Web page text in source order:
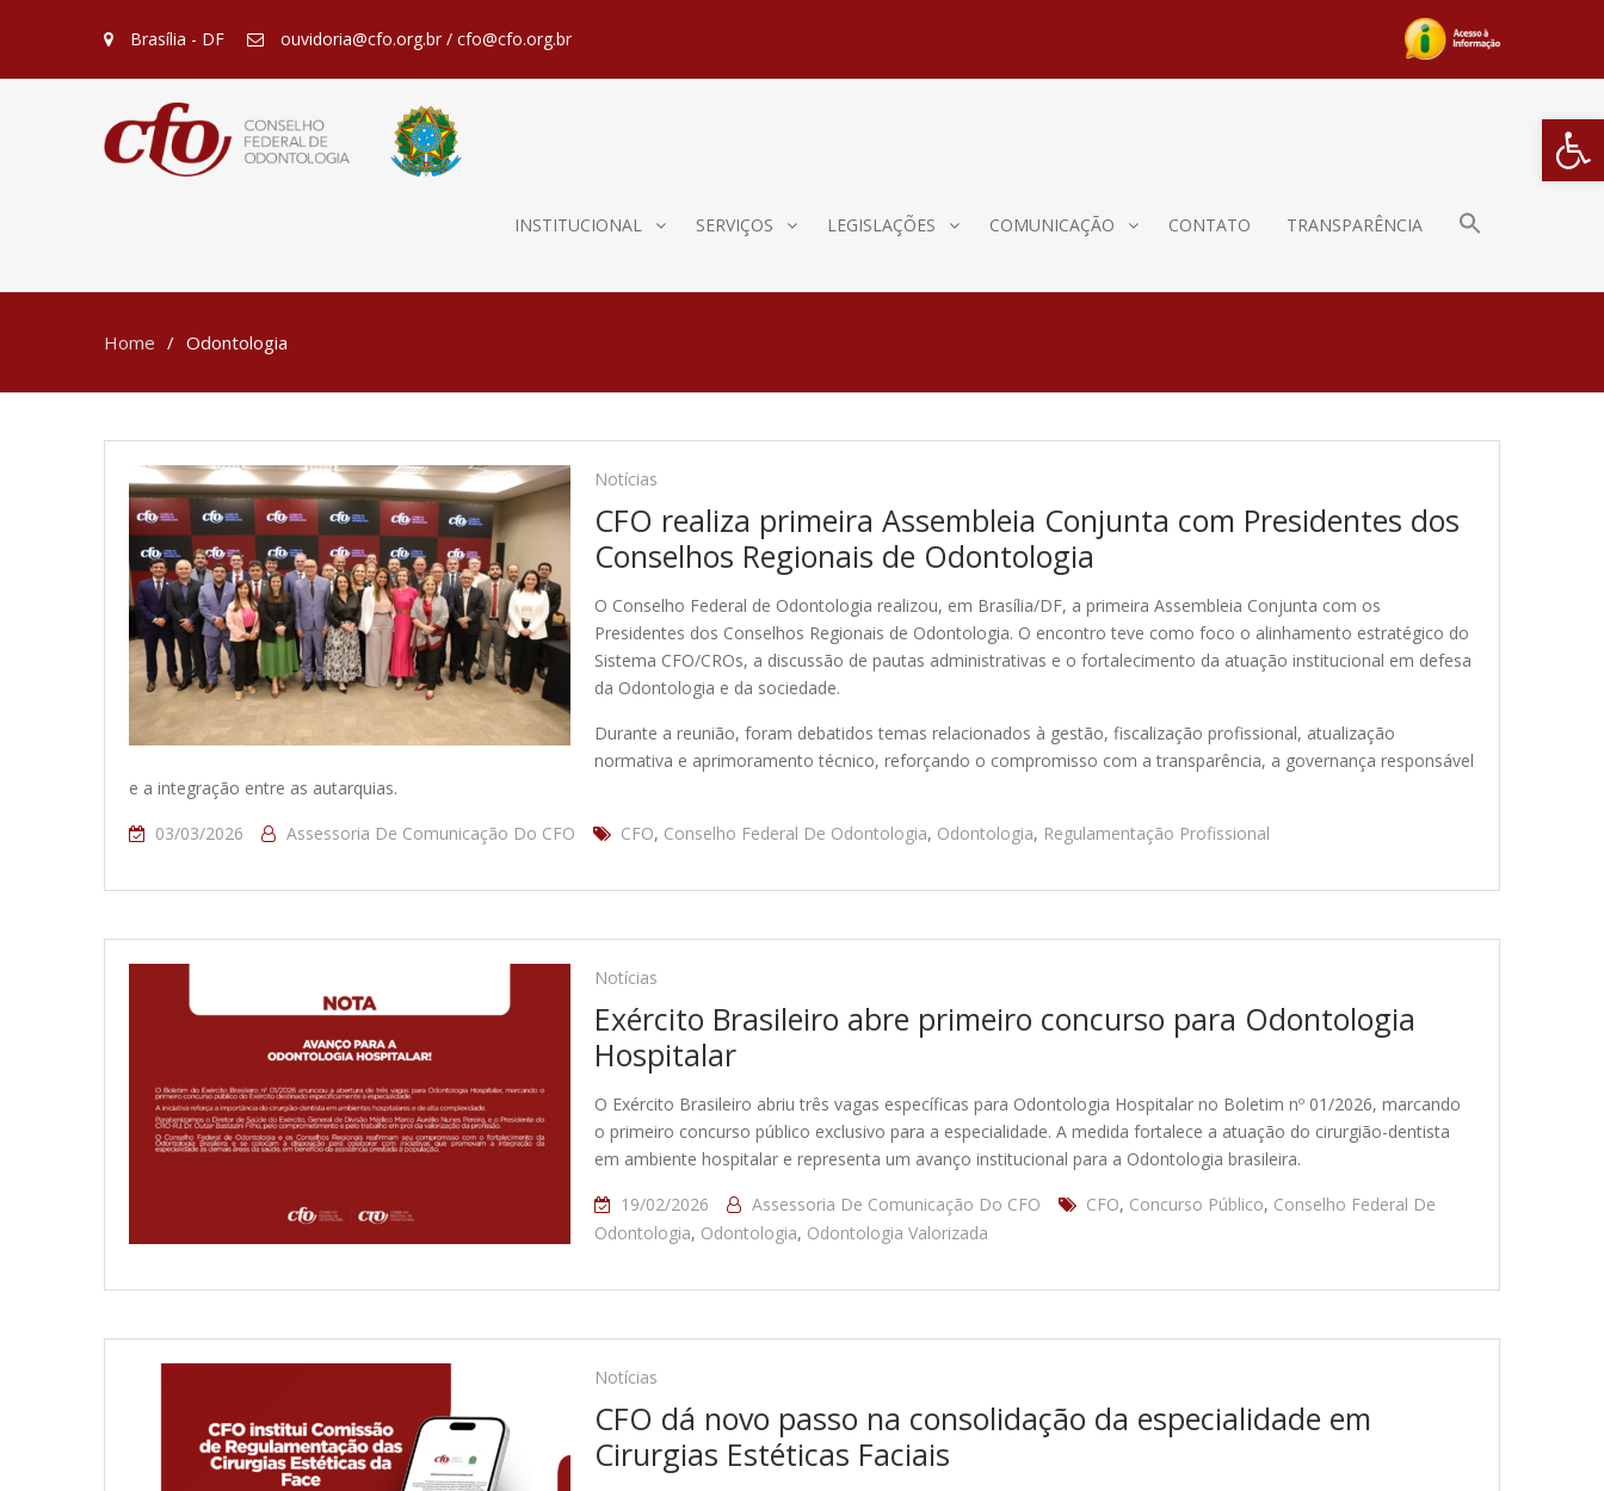
Barra de
Brasília - DF ouvidoria@cfo.org.br / cfo@cfo.org.br
INSTITUCIONAL SERVIÇOS LEGISLAÇÕES COMUNICAÇÃO CONTATO TRANSPARÊNCIA
Home Odontologia
Notícias
CFO realiza primeira Assembleia Conjunta com Presidentes dos
Conselhos Regionais de Odontologia
O Conselho Federal de Odontologia realizou, em Brasília/DF, a primeira Assembleia Conjunta com os
Presidentes dos Conselhos Regionais de Odontologia. O encontro teve como foco o alinhamento estratégico do
Sistema CFO/CROs, a discussão de pautas administrativas e o fortalecimento da atuação institucional em defesa
da Odontologia e da sociedade.
Durante a reunião, foram debatidos temas relacionados à gestão, fiscalização profissional, atualização
normativa e aprimoramento técnico, reforçando o compromisso com a transparência, a governança responsável
e a integração entre as autarquias.
03/03/2026
Assessoria De Comunicação Do CFO CFO, Conselho Federal De Odontologia, Odontologia, Regulamentação Profissional
Notícias
Exército Brasileiro abre primeiro concurso para Odontologia
Hospitalar
O Exército Brasileiro abriu três vagas específicas para Odontologia Hospitalar no Boletim nº 01/2026, marcando
o primeiro concurso público exclusivo para a especialidade. A medida fortalece a atuação do cirurgião-dentista
em ambiente hospitalar e representa um avanço institucional para a Odontologia brasileira.
19/02/2026
Assessoria De Comunicação Do CFO CFO, Concurso Público, Conselho Federal De
Odontologia, Odontologia, Odontologia Valorizada
Notícias
CFO dá novo passo na consolidação da especialidade em
Cirurgias Estéticas Faciais